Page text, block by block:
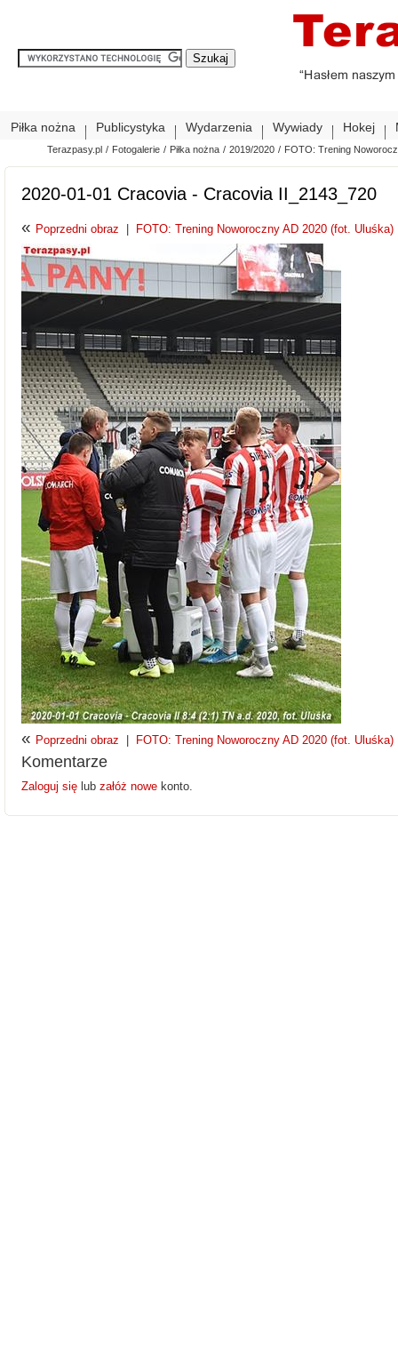
Piłka nożna Publicystyka Wydarzenia Wywiady Hokej
Terazpasy.pl / Fotogalerie / Piłka nożna / 2019/2020 / FOTO: Trening
2020-01-01 Cracovia - Cracovia II_2143_720
« Poprzedni obraz FOTO: Trening Noworoczny AD 2020 (fot. Uluśka)
« Poprzedni obraz FOTO: Trening Noworoczny AD 2020 (fot. Uluśka)
Komentarze
Zaloguj się lub załóż nowe konto.